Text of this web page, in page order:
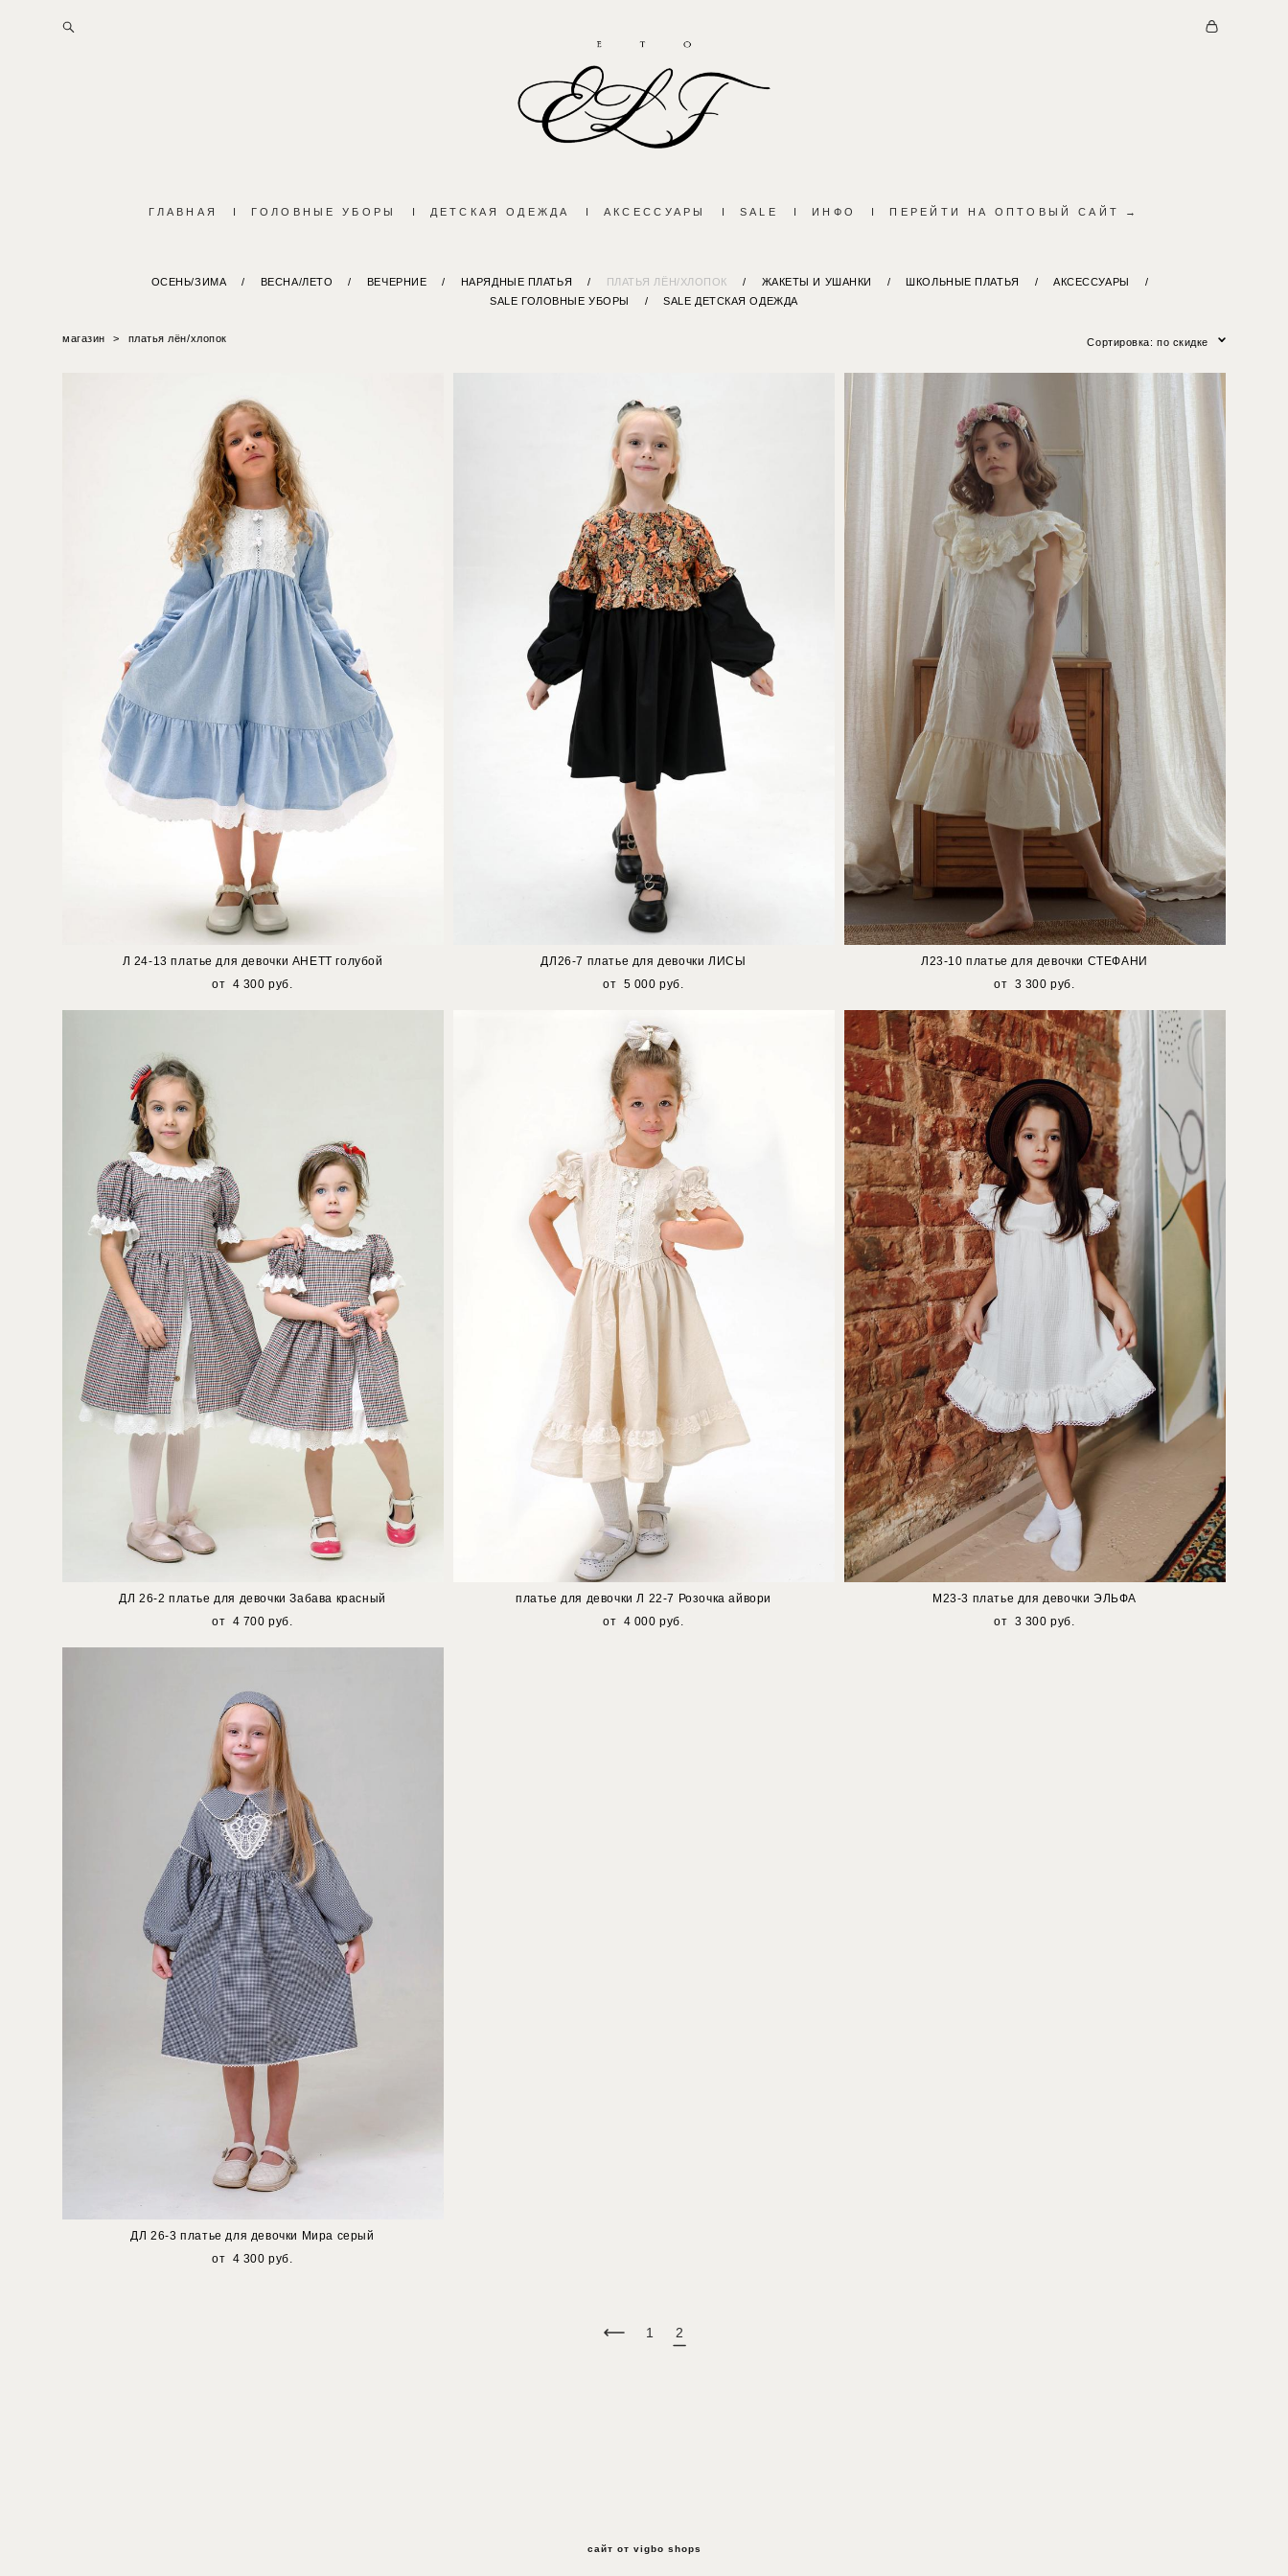
ГЛАВНАЯ I ГОЛОВНЫЕ УБОРЫ I ДЕТСКАЯ ОДЕЖДА I АКСЕССУАРЫ I SALE I ИНФО I ПЕРЕЙТИ НА ОПТОВЫЙ САЙТ →
ОСЕНЬ/ЗИМА / ВЕСНА/ЛЕТО / ВЕЧЕРНИЕ / НАРЯДНЫЕ ПЛАТЬЯ / ПЛАТЬЯ ЛЁН/ХЛОПОК / ЖАКЕТЫ И УШАНКИ / ШКОЛЬНЫЕ ПЛАТЬЯ / АКСЕССУАРЫ
/
SALE ГОЛОВНЫЕ УБОРЫ
/ SALE ДЕТСКАЯ ОДЕЖДА
магазин > платья лён/хлопок Сортировка: по скидке
Л 24-13 платье для девочки АНЕТТ голубой
от 4 300 pуб.
ДЛ26-7 платье для девочки ЛИСЫ
от 5 000 pуб.
Л23-10 платье для девочки СТЕФАНИ
от 3 300 pуб.
ДЛ 26-2 платье для девочки Забава красный
от 4 700 pуб.
платье для девочки Л 22-7 Розочка айвори
от 4 000 pуб.
М23-3 платье для девочки ЭЛЬФА
от 3 300 pуб.
ДЛ 26-3 платье для девочки Мира серый
от 4 300 pуб.
1 2
сайт от vigbo shops